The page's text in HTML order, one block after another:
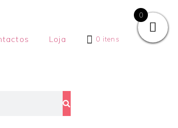
Loja 0 itens
0